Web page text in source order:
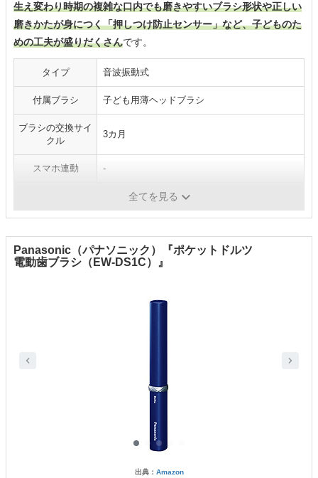
生え変わり時期の複雑な口内でも磨きやすいブラシ形状や正しい
磨きかたが身につく「押しつけ防止センサー」など、子どものた
めの工夫が盛りだくさんです。
タイプ 音波振動式
付属ブラシ 子ども用薄ヘッドブラシ
ブラシの交換サイ
クル
3カ月
スマホ連動 -
充電式全てを見る
Panasonic（パナソニック）『ポケットドルツ
電動歯ブラシ（EW-DS1C）』
出典： Amazon